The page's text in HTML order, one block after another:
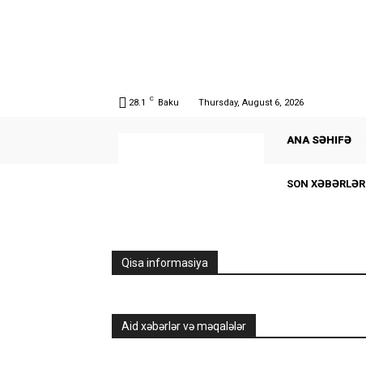
28.1 C Baku Thursday, August 6, 2026
ANA SƏHIFƏ
SON XƏBƏRLƏR
Qisa informasiya
Aid xəbərlər və məqalələr